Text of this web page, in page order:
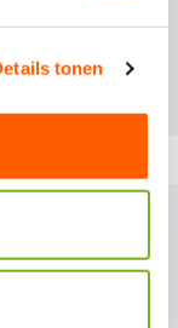
tonen
EEN